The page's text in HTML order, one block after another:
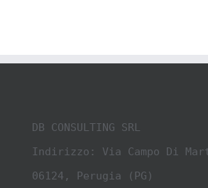
DB CONSULTING SRL
Indirizzo: Via Campo Di
06124, Perugia (PG)